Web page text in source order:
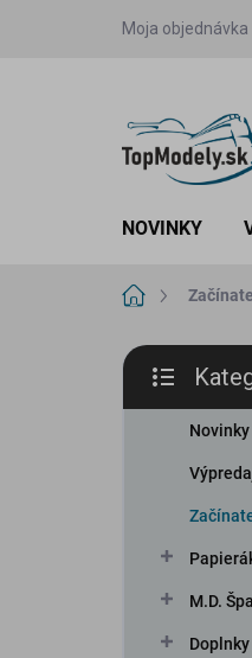
Moja objednávka
NOVINKY
Domov
B
č
kategórie
Novinky
M.D.
Doplnky